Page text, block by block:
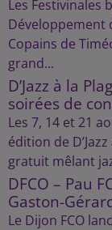
Les Festivinales
Développement
Copains de
grand...
D’Jazz à la
soirées de
Les 7, 14 et 21
édition de
gratuit mêlant
DFCO – Pau
Gaston-
Le Dijon FCO